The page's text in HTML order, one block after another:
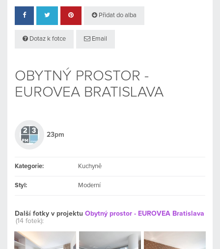
Přidat do alba
Dotaz k fotce Email
OBYTNÝ PROSTOR -
EUROVEA BRATISLAVA
23pm
Kategorie: Kuchyně
Styl: Moderní
Další fotky v projektu Obytný prostor - EUROVEA Bratislava
(14 fotek):